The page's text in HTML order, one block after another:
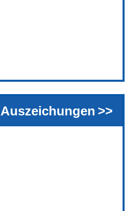
Auszeichungen